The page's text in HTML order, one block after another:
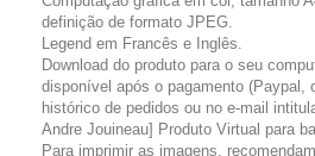
definição de formato JPEG.
Legend em Francês e Inglês.
Download do produto para o seu
disponível após o pagamento (Paypal,
histórico de pedidos ou no e-mail
Andre Jouineau] Produto Virtual para
Para imprimir as imagens,